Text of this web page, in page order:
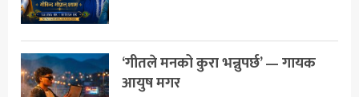
‘गीतले मनको कुरा भन्नुपर्छ’ — गायक
आयुष मगर